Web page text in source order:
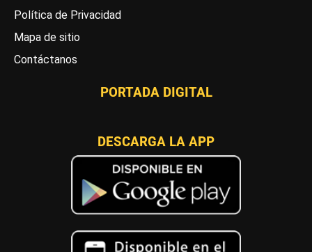
Política de Privacidad
Mapa de sitio
Contáctanos
PORTADA DIGITAL
DESCARGA LA APP